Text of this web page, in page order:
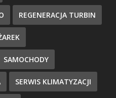
REGENERACJA TURBIN
SAMOCHODY
SERWIS KLIMATYZACJI